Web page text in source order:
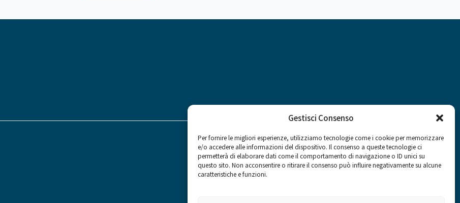
Gestisci Consenso
Per fornire le migliori esperienze, utilizziamo tecnologie come i cookie per memorizzare
e/o accedere alle informazioni del dispositivo. Il consenso a queste tecnologie ci
permetterà di elaborare dati come il comportamento di navigazione o ID unici su
questo sito. Non acconsentire o ritirare il consenso può influire negativamente su alcune
caratteristiche e funzioni.
Social